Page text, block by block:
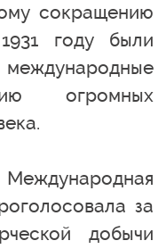
сокращению
году были
огромных
за
добычи